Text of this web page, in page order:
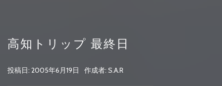
高知トリップ 最終日
投稿日: 2005年6月19日 作成者: S.A.R